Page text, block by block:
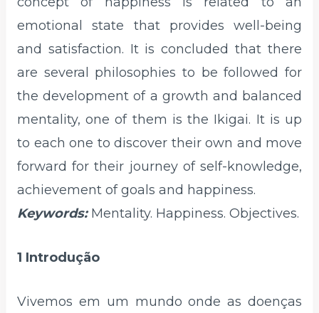
emotional state that provides well-being
and satisfaction. It is concluded that there
are several philosophies to be followed for
the development of a growth and balanced
mentality, one of them is the Ikigai. It is up
to each one to discover their own and move
forward for their journey of self-knowledge,
achievement of goals and happiness.
Keywords:Mentality. Happiness. Objectives.
1 Introdução
Vivemos em um mundo onde as doenças